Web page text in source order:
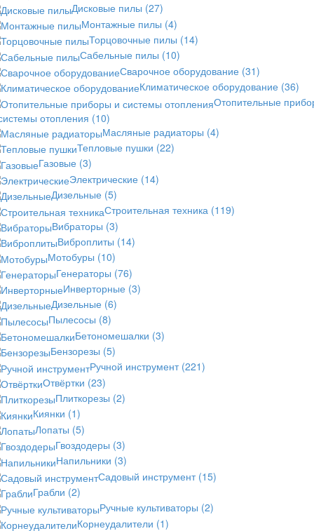
Дисковые пилы (27)
Монтажные пилы (4)
Торцовочные пилы (14)
Сабельные пилы (10)
Сварочное оборудование (31)
Климатическое оборудование (36)
Отопительные
отопления (10)
Масляные радиаторы (4)
Тепловые пушки (22)
Газовые (3)
Электрические (14)
Дизельные (5)
Строительная техника (119)
Вибраторы (3)
Виброплиты (14)
Мотобуры (10)
Генераторы (76)
Инверторные (3)
Дизельные (6)
Пылесосы (8)
Бетономешалки (3)
Бензорезы (5)
Ручной инструмент (221)
Отвёртки (23)
Плиткорезы (2)
Киянки (1)
Лопаты (5)
Гвоздодеры (3)
Напильники (3)
Садовый инструмент (15)
Грабли (2)
Ручные культиваторы (2)
Корнеудалители (1)